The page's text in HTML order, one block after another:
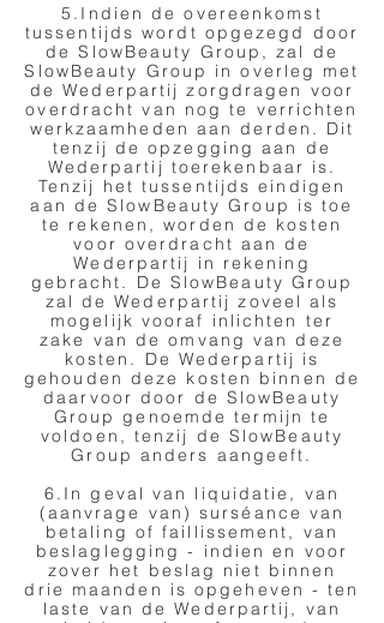
5.Indien de overeenkomst
tussentijds wordt opgezegd door
de SlowBeauty Group, zal de
SlowBeauty Group in overleg met
de Wederpartij zorgdragen voor
overdracht van nog te verrichten
werkzaamheden aan derden. Dit
tenzij de opzegging aan de
Wederpartij toerekenbaar is.
Tenzij het tussentijds eindigen
aan de SlowBeauty Group is toe
te rekenen, worden de kosten
voor overdracht aan de
Wederpartij in rekening
gebracht. De SlowBeauty Group
zal de Wederpartij zoveel als
mogelijk vooraf inlichten ter
zake van de omvang van deze
kosten. De Wederpartij is
gehouden deze kosten binnen de
daarvoor door de SlowBeauty
Group genoemde termijn te
voldoen, tenzij de SlowBeauty
Group anders aangeeft.
6.In geval van liquidatie, van
(aanvrage van) surséance van
betaling of faillissement, van
beslaglegging - indien en voor
zover het beslag niet binnen
drie maanden is opgeheven - ten
laste van de Wederpartij, van